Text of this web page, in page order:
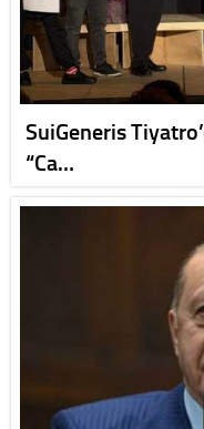
SuiGeneris
“Ca…